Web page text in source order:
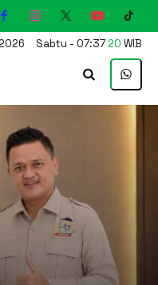
2026 Sabtu -07:3721 WIB